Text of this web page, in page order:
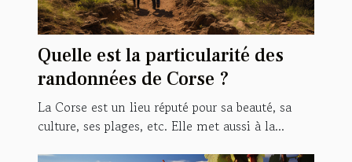
Quelle est la particularité des
randonnées de Corse ?
La Corse est un lieu réputé pour sa beauté, sa
culture, ses plages, etc. Elle met aussi à la...